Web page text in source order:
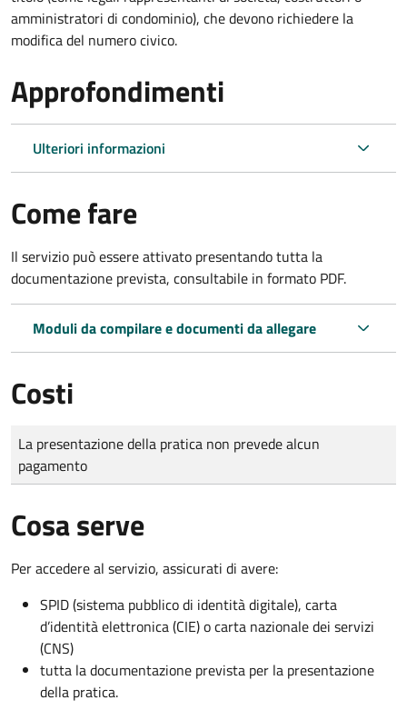
amministratori di condominio), che devono richiedere la
modifica del numero civico.
Approfondimenti
Ulteriori informazioni
Come fare
Il servizio può essere attivato presentando tutta la
documentazione prevista, consultabile in formato PDF.
Moduli da compilare e documenti da allegare
Costi
Tipo di pagamento
Importo
La presentazione della pratica non prevede alcun
pagamento
Cosa serve
Per accedere al servizio, assicurati di avere:
SPID (sistema pubblico di identità digitale), carta
d’identità elettronica (CIE) o carta nazionale dei servizi
(CNS)
tutta la documentazione prevista per la presentazione
della pratica.